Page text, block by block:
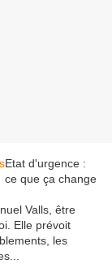
Etat d'urgence :
ce que ça change
Valls, être
Elle prévoit
les